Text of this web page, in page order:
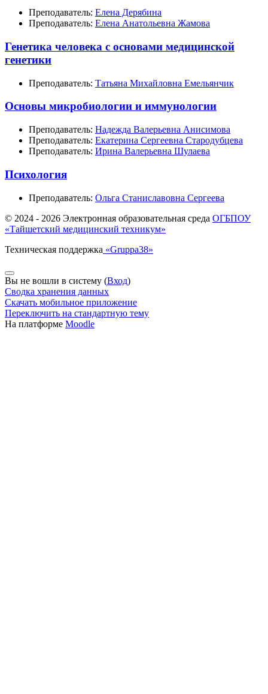
Преподаватель: Елена Дерябина
Преподаватель: Елена Анатольевна Жамова
Генетика человека с основами медицинской
генетики
Преподаватель: Татьяна Михайловна Емельянчик
Основы микробиологии и иммунологии
Преподаватель: Надежда Валерьевна Анисимова
Преподаватель: Екатерина Сергеевна Стародубцева
Преподаватель: Ирина Валерьевна Шулаева
Психология
Преподаватель: Ольга Станиславовна Сергеева
© 2024 - 2026 Электронная образовательная среда ОГБПОУ
«Тайшетский медицинский техникум»
Техническая поддержка «Gruppa38»
Вы не вошли в систему (Вход)
Сводка хранения данных
Скачать мобильное приложение
Переключить на стандартную тему
На платформе Moodle